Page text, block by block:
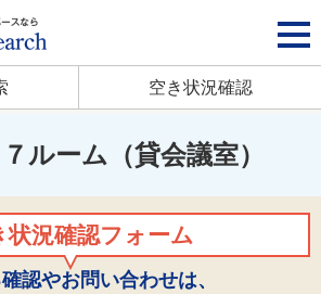
空き状況確認
ルーム（貸会議室）
状況確認フォーム
認やお問い合わせは、